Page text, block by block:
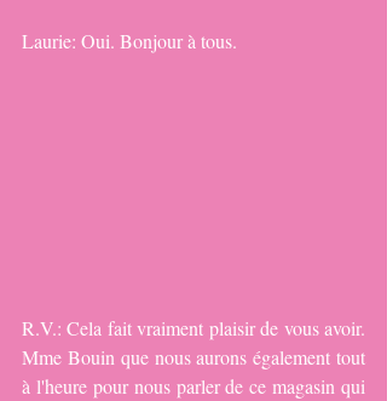
Laurie: Oui. Bonjour à tous.
R.V.: Cela fait vraiment plaisir de vous avoir.
Mme Bouin que nous aurons également tout
à l'heure pour nous parler de ce magasin qui